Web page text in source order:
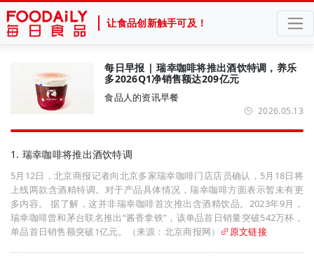
让食品创新触手可及！
每日早报 | 瑞幸咖啡将推出酒饮特调，养乐
多2026Q1净销售额达209亿元
食品人的资讯早餐
2026.05.13
1. 瑞幸咖啡将推出酒饮特调
5月12日，北京商报记者向北京多家瑞幸咖啡门店店员确认，5月18日将
上线两款含酒精特调。对于产品具体情况，瑞幸咖啡方面表示暂未有更
多内容。 据了解，这并非瑞幸咖啡首次推出含酒精饮品。2023年9月，
瑞幸咖啡曾和茅台联名推出“酱香拿铁”，该单品首日销量突破542万杯，
单品首日销售额突破1亿元。（来源：北京商报网）
原文链接